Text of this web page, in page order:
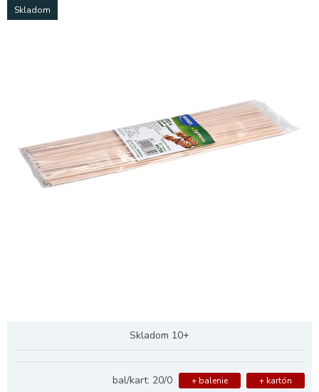
Skladom
Skladom 10+
bal/kart: 20/0 + balenie + kartón